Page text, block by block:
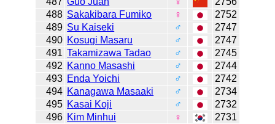
488 Sakakibara Fumiko ♀
2752
489 Su Kaiseki ♂
2747
490 Kosugi Masaru ♂
2747
491 Takamizawa Tadao ♂
2745
492 Kanno Masashi ♂
2744
493 Enda Yoichi ♂
2742
494 Kanagawa Masaaki ♂
2734
495 Kasai Koji ♂
2732
496 Kim Minhui ♀
2731